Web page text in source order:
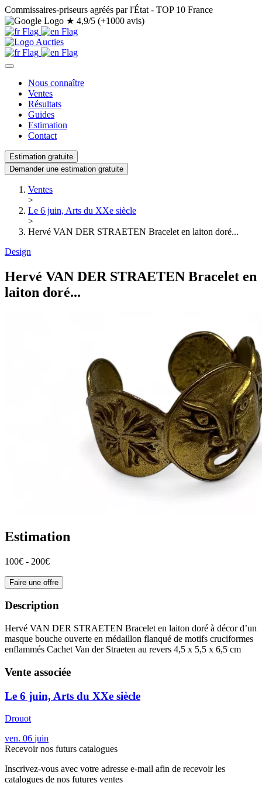
Commissaires-priseurs agréés par l'État - TOP 10 France
★ 4,9/5 (+1000 avis)
Nous connaître
Ventes
Résultats
Guides
Estimation
Contact
Estimation gratuite
Demander une estimation gratuite
Ventes
>
Le 6 juin, Arts du XXe siècle
>
Hervé VAN DER STRAETEN Bracelet en laiton doré...
Design
Hervé VAN DER STRAETEN Bracelet en
laiton doré...
Estimation
100€ - 200€
Faire une offre
Description
Hervé VAN DER STRAETEN Bracelet en laiton doré à décor d’un
masque bouche ouverte en médaillon flanqué de motifs cruciformes
enflammés Cachet Van der Straeten au revers 4,5 x 5,5 x 6,5 cm
Vente associée
Le 6 juin, Arts du XXe siècle
Drouot
ven. 06 juin
Recevoir nos futurs catalogues
Inscrivez-vous avec votre adresse e-mail afin de recevoir les
catalogues de nos futures ventes